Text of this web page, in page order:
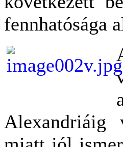
fennhatósága
Alexandriáig